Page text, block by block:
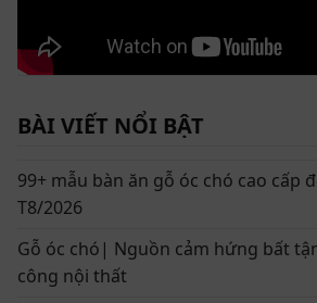
trải nghiệm tuyệt vời
Với những đường nét sang trọng,
609 Jas toát lên vẻ đẹp hiện đại,
nhìn đầu tiên. Phần tựa lưng ghế
chắn, độ ngiêng vừa phải, tạo cảm
khi ngả lưng. Mặt ghế được các
chế tác một cách tỉ mỉ với chút
ăn sẽ thật sự thoải mái ngay cả thời
BÀI VIẾT NỔI BẬT
99+ mẫu bàn ăn gỗ óc chó cao cấp
T8/2026
Gỗ óc chó| Nguồn cảm hứng bất
công nội thất